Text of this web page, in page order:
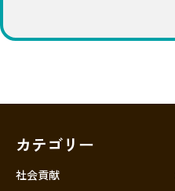
カテゴリー
社会貢献